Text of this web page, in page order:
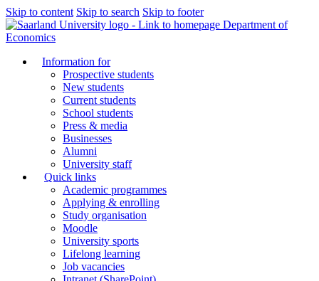
Skip to content Skip to search Skip to footer
Department of
Economics
Information for
Prospective students
New students
Current students
School students
Press & media
Businesses
Alumni
University staff
Quick links
Academic programmes
Applying & enrolling
Study organisation
Moodle
University sports
Lifelong learning
Job vacancies